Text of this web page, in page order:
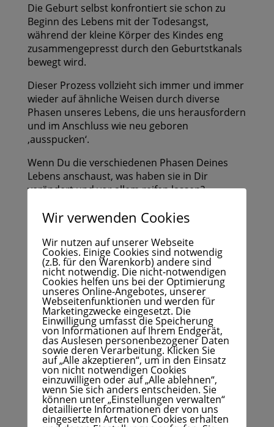
Die Geburt selbst konfrontiert sie schon zu
Beginn des Lebens mit der Todesangst,
während der kleine Körper des Kindes eng
zusammengepresst durch den Geburtstkanals
bewegt wird.
Dieser Prozess vollzieht sich immer und immer
wieder auf ähnliche Weisen durch diverse
Phasen unseres Lebens, die uns herausfordern
und im Anschluss wie neu geboren
‚ausspucken‘.
Wenn Du die verschiedenen Phasen Deines
Lebens anschaust, was haben sie in Dir
verändert und vor allem reifen lassen?
Wer bist Du nach all diesen bestandenen
Prüfungen heute?
Wie hast Du Deinen Mut mobilisieren und
Deine Angst vor dem Unbekannten
überwinden können?
Vergiss nie:
Du hast es bis hierher geschafft und bist mit
allem ausgestattet, das Du für die Reise in
diesem Erdenleben brauchst!
Durch diese Vision habe ich gelernt, durch eine
herausfordernde Situation auf das Licht
dahinterzu schauen und während der Reise
durch den ‚Tunnel‘ das Schöne zu fokussieren.
Wir verwenden Cookies
Wir nutzen auf unserer Webseite
Cookies. Einige Cookies sind notwendig
(z.B. für den Warenkorb) andere sind
nicht notwendig. Die nicht-notwendigen
Cookies helfen uns bei der Optimierung
unseres Online-Angebotes, unserer
Webseitenfunktionen und werden für
Marketingzwecke eingesetzt. Die
Einwilligung umfasst die Speicherung
von Informationen auf Ihrem Endgerät,
das Auslesen personenbezogener Daten
sowie deren Verarbeitung. Klicken Sie
auf „Alle akzeptieren“, um in den Einsatz
von nicht notwendigen Cookies
einzuwilligen oder auf „Alle ablehnen“,
wenn Sie sich anders entscheiden. Sie
können unter „Einstellungen verwalten“
detaillierte Informationen der von uns
eingesetzten Arten von Cookies erhalten